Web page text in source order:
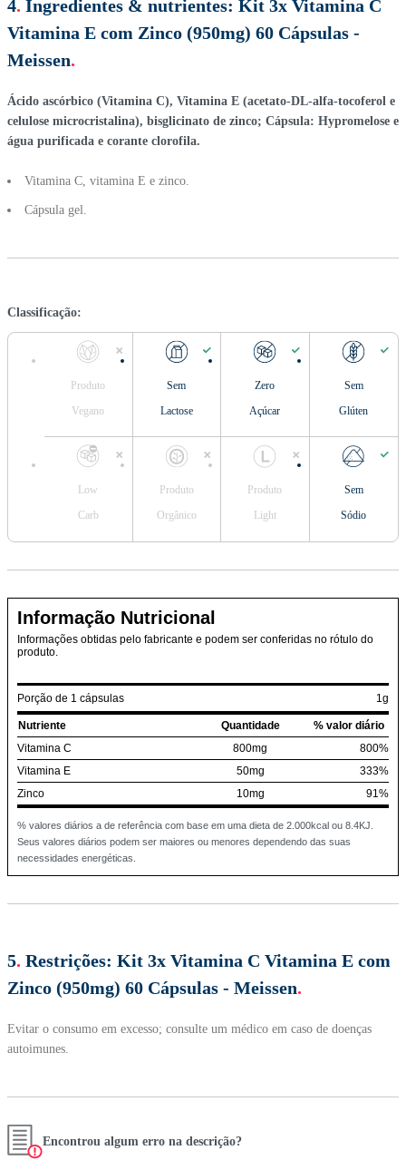
4. Ingredientes & nutrientes: Kit 3x Vitamina C
Vitamina E com Zinco (950mg) 60 Cápsulas -
Meissen.
Ácido ascórbico (Vitamina C), Vitamina E (acetato-DL-alfa-tocoferol e
celulose microcristalina), bisglicinato de zinco; Cápsula: Hypromelose e
água purificada e corante clorofila.
Vitamina C, vitamina E e zinco.
Cápsula gel.
Classificação:
Produto
Vegano
Sem
Lactose
Zero
Açúcar
Sem
Glúten
Low
Carb
Produto
Orgânico
Produto
Light
Sem
Sódio
Informação Nutricional
Informações obtidas pelo fabricante e podem ser conferidas no rótulo do
produto.
Porção de 1 cápsulas 1g
Nutriente Quantidade
% valor diário
Vitamina C
800mg
800%
Vitamina E
50mg
333%
Zinco
10mg 91%
% valores diários a de referência com base em uma dieta de 2.000kcal ou 8.4KJ.
Seus valores diários podem ser maiores ou menores dependendo das suas
necessidades energéticas.
5. Restrições: Kit 3x Vitamina C Vitamina E com
Zinco (950mg) 60 Cápsulas - Meissen.
Evitar o consumo em excesso; consulte um médico em caso de doenças
autoimunes.
Encontrou algum erro na descrição?